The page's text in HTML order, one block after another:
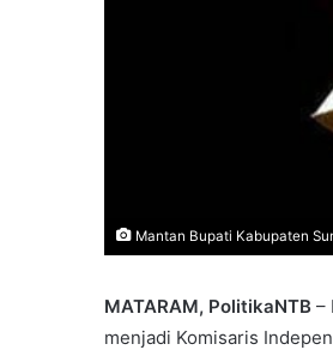
Mantan Bupati Kabupaten
MATARAM, PolitikaNTB –
menjadi Komisaris